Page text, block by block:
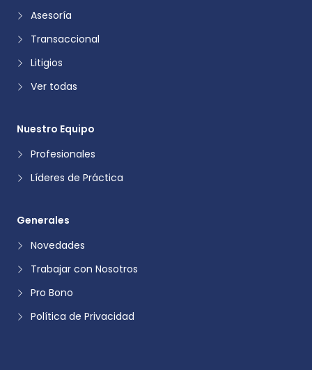
Asesoría
Transaccional
Litigios
Ver todas
Nuestro Equipo
Profesionales
Líderes de Práctica
Generales
Novedades
Trabajar con Nosotros
Pro Bono
Política de Privacidad